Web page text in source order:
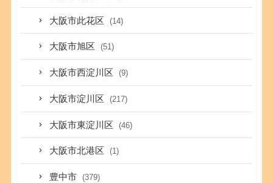
大阪市此花区 (14)
大阪市旭区 (51)
大阪市西淀川区 (9)
大阪市淀川区 (217)
大阪市東淀川区 (46)
大阪市北港区 (1)
豊中市 (379)